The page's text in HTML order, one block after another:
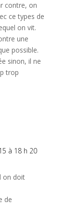
contre, on
ce types de
on vit.
une
possible.
sinon, il ne
trop
à 18 h 20
on doit
de